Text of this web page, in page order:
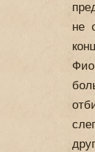
не